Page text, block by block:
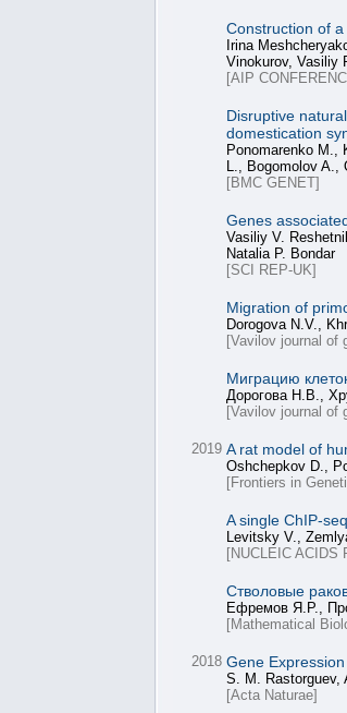
Construction of
Irina
Vinokurov, Vasiliy
[AIP
Disruptive
domestication
Ponomarenko M.,
L., Bogomolov A.,
[BMC GENET]
Genes
Vasiliy V.
Natalia P. Bondar
[SCI REP-UK]
Migration of
Dorogova N.V.,
[Vavilov journal of
Миграцию
Дорогова Н.В.,
[Vavilov journal of
2019 A rat model of
Oshchepkov D.,
[Frontiers in
A single ChIP-
Levitsky V.,
[NUCLEIC ACIDS
Стволовые
Ефремов Я.Р.,
[Mathematical
2018 Gene
S. M. Rastorguev,
[Acta Naturae]